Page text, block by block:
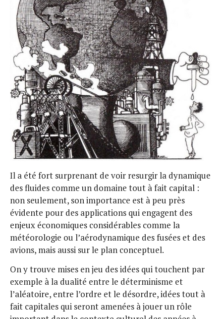
Il a été fort surprenant de voir resurgir la dynamique
des fluides comme un domaine tout à fait capital :
non seulement, son importance est à peu près
évidente pour des applications qui engagent des
enjeux économiques considérables comme la
météorologie ou l’aérodynamique des fusées et des
avions, mais aussi sur le plan conceptuel.
On y trouve mises en jeu des idées qui touchent par
exemple à la dualité entre le déterminisme et
l’aléatoire, entre l’ordre et le désordre, idées tout à
fait capitales qui seront amenées à jouer un rôle